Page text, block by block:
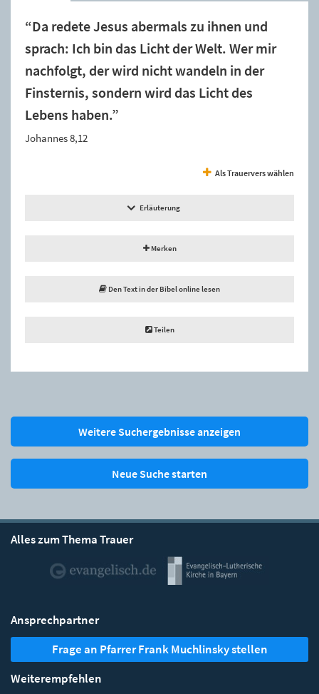
“Da redete Jesus abermals zu ihnen und
sprach: Ich bin das Licht der Welt. Wer mir
nachfolgt, der wird nicht wandeln in der
Finsternis, sondern wird das Licht des
Lebens haben.”
Johannes 8,12
Als Trauervers wählen
Erläuterung
Merken
Den Text in der Bibel online lesen
Teilen
Weitere Suchergebnisse anzeigen
Neue Suche starten
Alles zum Thema Trauer
Ansprechpartner
Frage an Pfarrer Frank Muchlinsky stellen
Weiterempfehlen